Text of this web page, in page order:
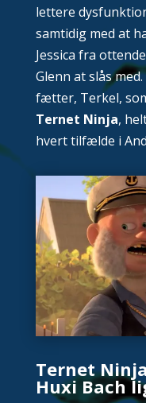
lettere
samtidig med at
Jessica fra
Glenn at slås
fætter, Terkel,
Ternet Ninja,
hvert tilfælde i
Ternet
Huxi Bach